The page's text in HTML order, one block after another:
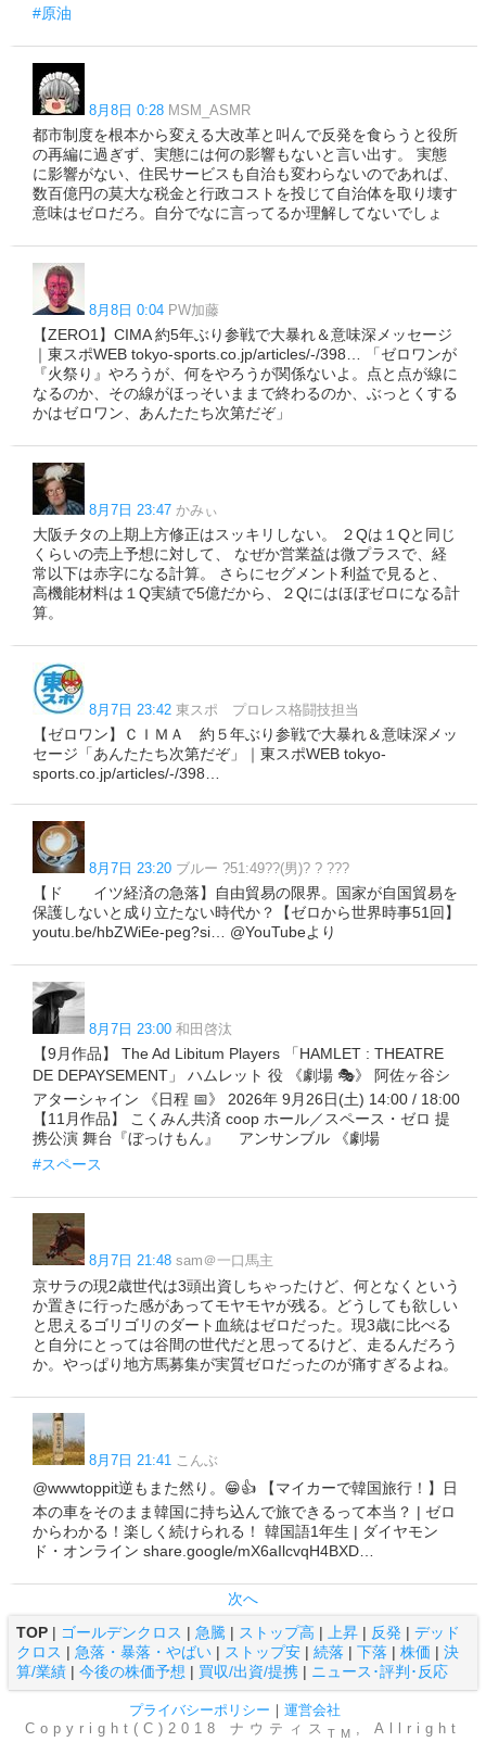
#原油
8月8日 0:28 MSM_ASMR
都市制度を根本から変える大改革と叫んで反発を食らうと役所
の再編に過ぎず、実態には何の影響もないと言い出す。 ​実態
に影響がない、住民サービスも自治も変わらないのであれば、
数百億円の莫大な税金と行政コストを投じて自治体を取り壊す
意味はゼロだろ。自分でなに言ってるか理解してないでしょ
8月8日 0:04 PW加藤
【ZERO1】CIMA 約5年ぶり参戦で大暴れ＆意味深メッセージ
｜東スポWEB tokyo-sports.co.jp/articles/-/398… 「ゼロワンが
『火祭り』やろうが、何をやろうが関係ないよ。点と点が線に
なるのか、その線がほっそいままで終わるのか、ぶっとくする
かはゼロワン、あんたたち次第だぞ」
8月7日 23:47 かみぃ
大阪チタの上期上方修正はスッキリしない。 ２Qは１Qと同じ
くらいの売上予想に対して、 なぜか営業益は微プラスで、経
常以下は赤字になる計算。 さらにセグメント利益で見ると、
高機能材料は１Q実績で5億だから、２Qにはほぼゼロになる計
算。
8月7日 23:42 東スポ プロレス格闘技担当
【ゼロワン】ＣＩＭＡ 約５年ぶり参戦で大暴れ＆意味深メッ
セージ「あんたたち次第だぞ」｜東スポWEB tokyo-
sports.co.jp/articles/-/398…
8月7日 23:20 ブルー ?51:49??(男)? ? ???
【ド゙゙イツ経済の急落】自由貿易の限界。国家が自国貿易を
保護しないと成り立たない時代か？【ゼロから世界時事51回】
youtu.be/hbZWiEe-peg?si… @YouTubeより
8月7日 23:00 和田啓汰
【9月作品】 The Ad Libitum Players 「HAMLET : THEATRE
DE DEPAYSEMENT」 ハムレット 役 《劇場 🎭》 阿佐ヶ谷シ
アターシャイン 《日程 📅》 2026年 9月26日(土) 14:00 / 18:00
【11月作品】 こくみん共済 coop ホール／スペース・ゼロ 提
携公演 舞台『ぼっけもん』 アンサンブル 《劇場
#スペース
8月7日 21:48 sam＠一口馬主
京サラの現2歳世代は3頭出資しちゃったけど、何となくという
か置きに行った感があってモヤモヤが残る。どうしても欲しい
と思えるゴリゴリのダート血統はゼロだった。現3歳に比べる
と自分にとっては谷間の世代だと思ってるけど、走るんだろう
か。やっぱり地方馬募集が実質ゼロだったのが痛すぎるよね。
8月7日 21:41 こんぶ
@wwwtoppit逆もまた然り。😁👍 【マイカーで韓国旅行！】日
本の車をそのまま韓国に持ち込んで旅できるって本当？ | ゼロ
からわかる！楽しく続けられる！ 韓国語1年生 | ダイヤモン
ド・オンライン share.google/mX6aIlcvqH4BXD…
次へ
TOP | ゴールデンクロス | 急騰 | ストップ高 | 上昇 | 反発 | デッド
クロス | 急落・暴落・やばい | ストップ安 | 続落 | 下落 | 株価 | 決
算/業績 | 今後の株価予想 | 買収/出資/提携 | ニュース･評判･反応
プライバシーポリシー ｜ 運営会社
Copyright(C)2018 ナウティス TM , Allright